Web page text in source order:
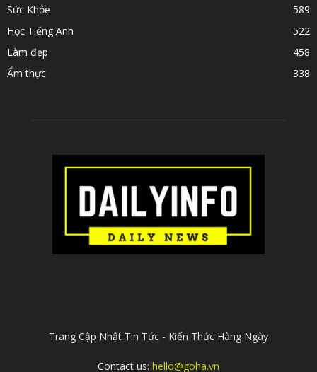
Sức Khỏe
589
Học Tiếng Anh
522
Làm đẹp
458
Ẩm thực
338
Trang Cập Nhật Tin Tức - Kiến Thức Hàng Ngày
Contact us: hello@goha.vn